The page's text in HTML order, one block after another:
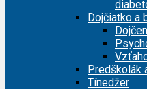
Dojčiatko a
Predškolák
Tínedžer